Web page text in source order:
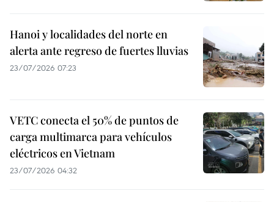
Hanoi y localidades del norte en
alerta ante regreso de fuertes lluvias
23/07/2026 07:23
VETC conecta el 50% de puntos de
carga multimarca para vehículos
eléctricos en Vietnam
23/07/2026 04:32